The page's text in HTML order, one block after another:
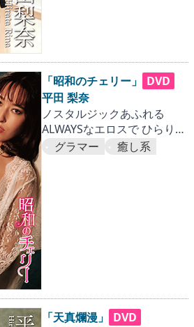
「昭和のチェリー」
DVD
平田 梨奈
ノスタルジックあふれる
ALWAYSなエロスで ひらりー
の“えろりー”が爆発！
グラマー 癒し系
「天真爛漫」
DVD